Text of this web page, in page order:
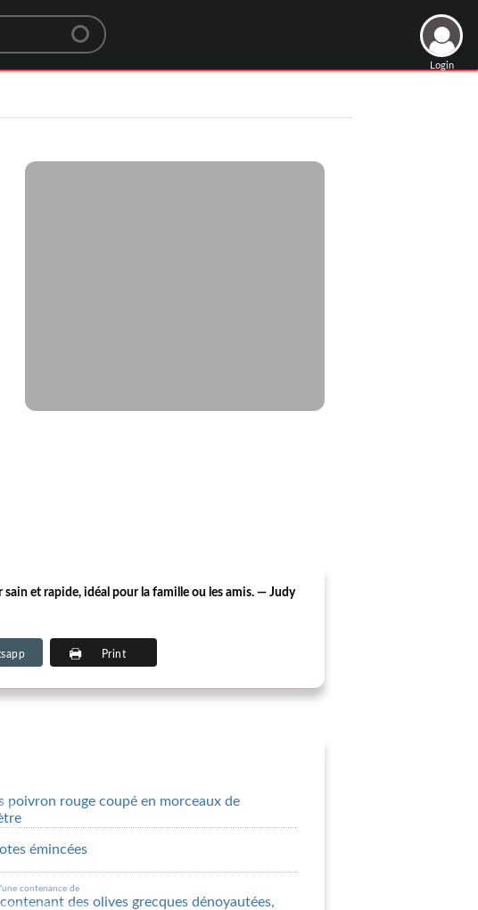
Login
et rapide, idéal pour la famille ou les amis. — Judy
Print
poivron rouge coupé en morceaux de
émincées
contenance de
des olives grecques dénoyautées,